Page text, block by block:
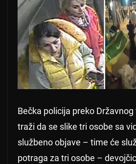
Bečka policija preko
traži da se slike tri osobe sa
službeno objave – time će
potraga za tri osobe –